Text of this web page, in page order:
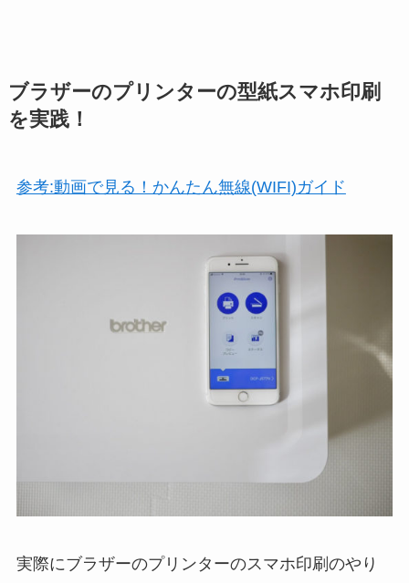
ブラザーのプリンターの型紙スマホ印刷
を実践！
参考:動画で見る！かんたん無線(WIFI)ガイド
実際にブラザーのプリンターのスマホ印刷のやり